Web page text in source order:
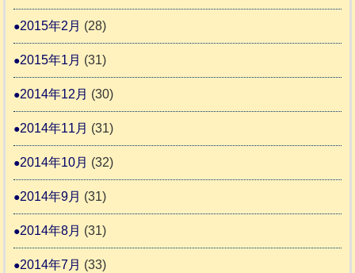
2015年2月 (28)
2015年1月 (31)
2014年12月 (30)
2014年11月 (31)
2014年10月 (32)
2014年9月 (31)
2014年8月 (31)
2014年7月 (33)